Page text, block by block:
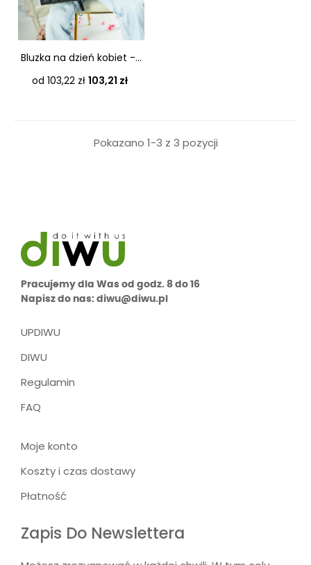
Bluzka na dzień kobiet -...
od 103,22 zł Cena
103,21 zł
Pokazano 1-3 z 3 pozycji
Pracujemy dla Was od godz. 8 do 16
Napisz do nas: diwu@diwu.pl
UPDIWU
DIWU
Regulamin
FAQ
Moje konto
Koszty i czas dostawy
Płatność
Zapis Do Newslettera